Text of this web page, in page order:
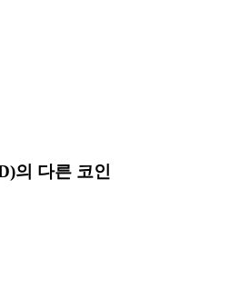
의 다른 코인